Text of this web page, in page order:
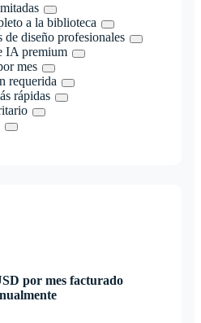
a la biblioteca
de diseño profesionales
IA premium
mes
requerida
rápidas
por mes facturado